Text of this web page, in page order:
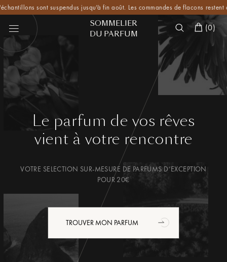
sont suspendus jusqu'à fin août. Les commandes de flacons restent
SOMMELIER
DU PARFUM
(0)
Le parfum de vos rêves
vient à votre rencontre
VOTRE SELECTION SUR-MESURE DE PARFUMS D’EXCEPTION
POUR 20€
TROUVER MON PARFUM